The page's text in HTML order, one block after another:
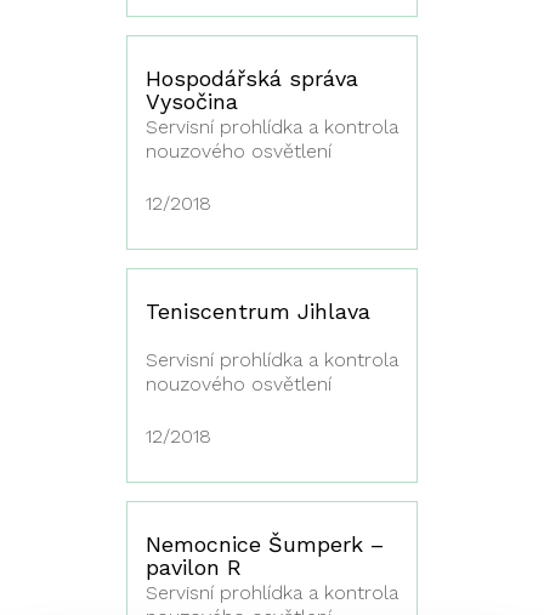
Hospodářská správa
Vysočina
Servisní prohlídka a kontrola
nouzového osvětlení
12/2018
Teniscentrum Jihlava
Servisní prohlídka a kontrola
nouzového osvětlení
12/2018
Nemocnice Šumperk –
pavilon R
Servisní prohlídka a kontrola